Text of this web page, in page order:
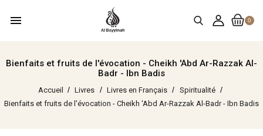
0
menu
Bienfaits et fruits de l'évocation - Cheikh 'Abd Ar-Razzak Al-
Badr - Ibn Badis
Accueil Livres Livres en Français
Spiritualité
Bienfaits et fruits de l'évocation - Cheikh 'Abd Ar-Razzak Al-Badr - Ibn Badis